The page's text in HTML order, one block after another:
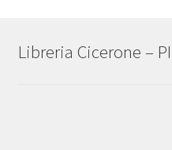
Libreria Cicerone –